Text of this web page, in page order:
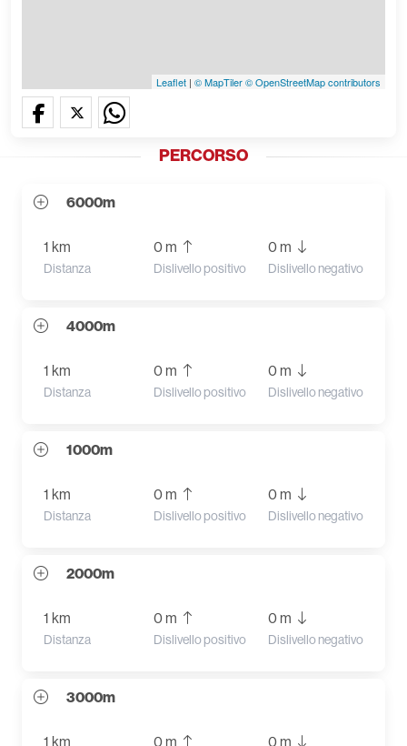
Leaflet | © MapTiler© OpenStreetMap contributors
PERCORSO
6000m
1 km
Distanza
0 m
Dislivello positivo
0 m
Dislivello negativo
4000m
1 km
Distanza
0 m
Dislivello positivo
0 m
Dislivello negativo
1000m
1 km
Distanza
0 m
Dislivello positivo
0 m
Dislivello negativo
2000m
1 km
Distanza
0 m
Dislivello positivo
0 m
Dislivello negativo
3000m
1 km 0 m 0 m